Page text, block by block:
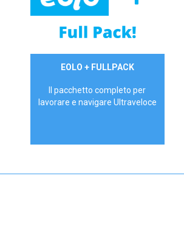
34,90 €/meseEOLO + FULLPACK
Il pacchetto completo per
lavorare e navigare Ultraveloce